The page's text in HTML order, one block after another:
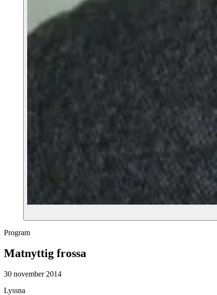
Program
Matnyttig frossa
30 november 2014
Lyssna